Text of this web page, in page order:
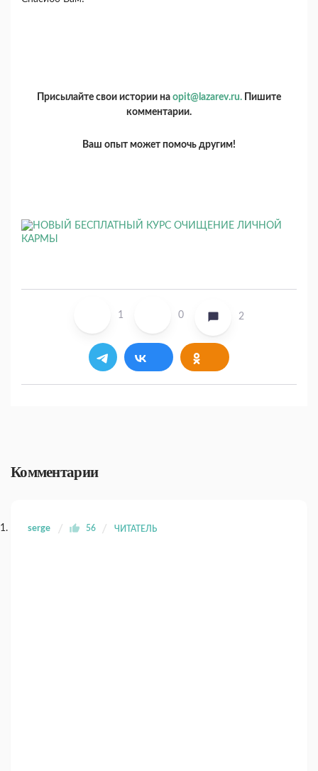
Присылайте свои истории на opit@lazarev.ru. Пишите
комментарии.
Ваш опыт может помочь другим!
1 0 2
Комментарии
serge 56 ЧИТАТЕЛЬ